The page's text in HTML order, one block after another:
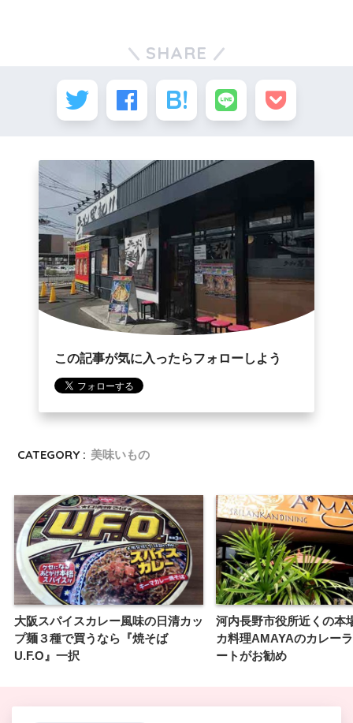
SHARE
この記事が気に入ったらフォローしよう
CATEGORY : 美味いもの
大阪スパイスカレー風味の日清カッ
プ麺３種で買うなら『焼そば
U.F.O』一択
河内長野市役所近くの本
カ料理AMAYAのカレー
ートがお勧め